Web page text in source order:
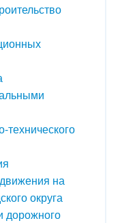
на
округа
дорожного